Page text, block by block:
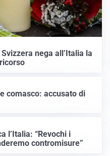
nega all’Italia la
comasco: accusato di
l’Italia: “Revochi i
contromisure”